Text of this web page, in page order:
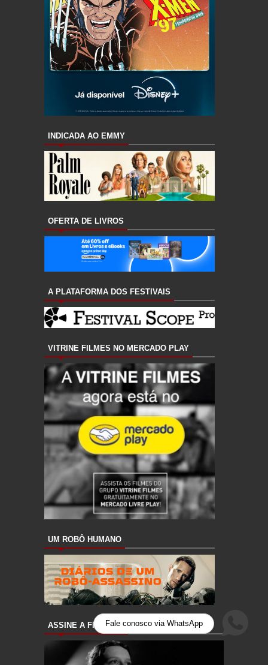
Fale conosco via WhatsApp
INDICADA AO EMMY
OFERTA DE LIVROS
A PLATAFORMA DOS FESTIVAIS
VITRINE FILMES NO MERCADO PLAY
UM ROBÔ HUMANO
ASSINE A FILMICCA